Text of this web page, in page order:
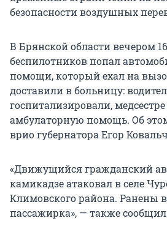
безопасности воздушных
В Брянской области вечером
беспилотников попал
помощи, который ехал на
доставили в больницу:
госпитализировали,
амбулаторную помощь. Об
врио губернатора Егор
«Движущийся гражданский
камикадзе атаковал в селе
Климовского района. Ранены
пассажирка», — также сообщил